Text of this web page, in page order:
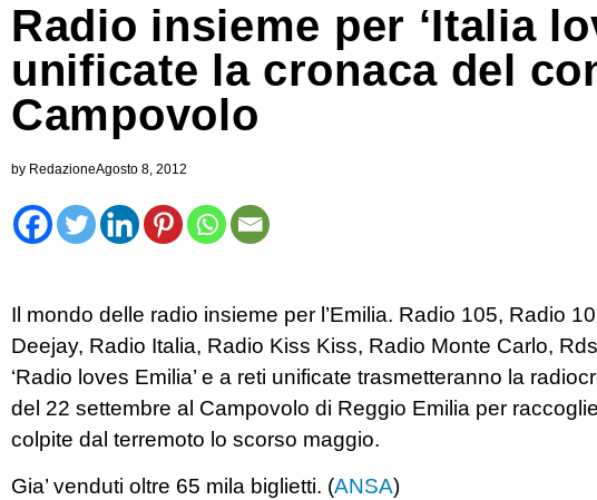
Radio insieme per ‘Italia
unificate la cronaca del
Campovolo
by RedazioneAgosto 8, 2012
Il mondo delle radio insieme per l’Emilia. Radio 105, Radio
Deejay, Radio Italia, Radio Kiss Kiss, Radio Monte Carlo,
‘Radio loves Emilia’ e a reti unificate trasmetteranno la
del 22 settembre al Campovolo di Reggio Emilia per
colpite dal terremoto lo scorso maggio.
Gia’ venduti oltre 65 mila biglietti. (ANSA)